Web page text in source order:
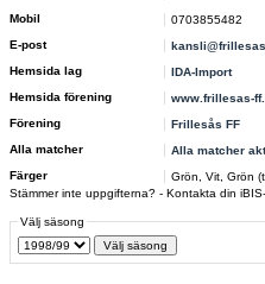
Mobil
0703855482
E-post
Hemsida lag
IDA-Import
Hemsida förening
www.frillesas-
Förening
Frillesås FF
Alla matcher
Alla matcher
Färger
Grön, Vit, Grön
Stämmer inte uppgifterna? - Kontakta din
Välj säsong